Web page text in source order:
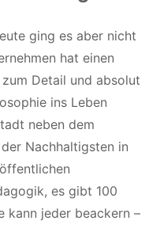
ging es aber nicht
hat einen
Detail und absolut
ins Leben
neben dem
Nachhaltigsten in
es gibt 100
kann jeder beackern –